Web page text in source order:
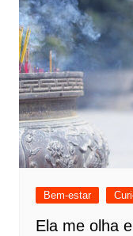
Bem-estar
Ela me olha